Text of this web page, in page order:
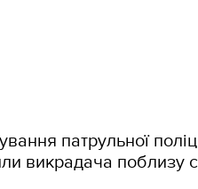
патрульної
викрадача